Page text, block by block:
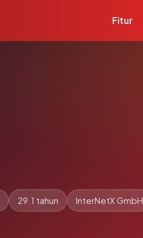
Fitur
29.1 tahun InterNetX GmbH